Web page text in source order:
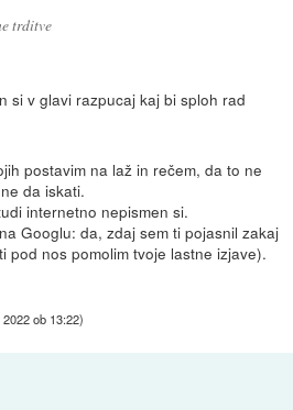
trditve
si v glavi razpucaj kaj bi sploh rad
postavim na laž in rečem, da to ne
da iskati.
internetno nepismen si.
Googlu: da, zdaj sem ti pojasnil zakaj
pod nos pomolim tvoje lastne izjave).
2022 ob 13:22)